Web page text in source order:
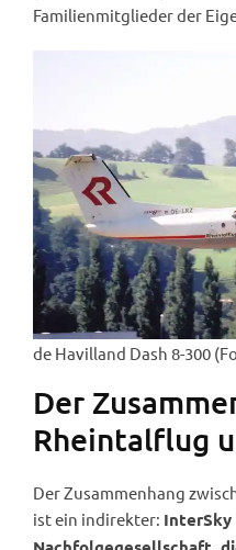
Familienmitglieder der
de Havilland Dash 8-300
Der
Rheintalflug
Der Zusammenhang
ist ein indirekter: InterSky